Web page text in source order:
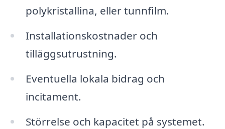
polykristallina, eller tunnfilm.
Installationskostnader och
tilläggsutrustning.
Eventuella lokala bidrag och
incitament.
Störrelse och kapacitet på systemet.